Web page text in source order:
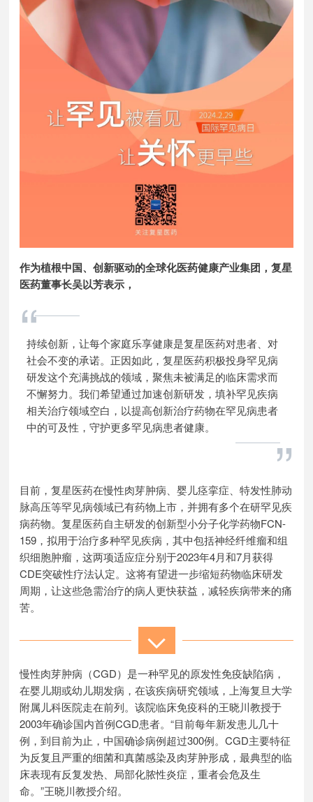
作为植根中国、创新驱动的全球化医药健康产业集团，复星
医药董事长吴以芳表示，
“
持续创新，让每个家庭乐享健康是复星医药对患者、对
社会不变的承诺。正因如此，复星医药积极投身罕见病
研发这个充满挑战的领域，聚焦未被满足的临床需求而
不懈努力。我们希望通过加速创新研发，填补罕见疾病
相关治疗领域空白，以提高创新治疗药物在罕见病患者
中的可及性，守护更多罕见病患者健康。
”
目前，复星医药在慢性肉芽肿病、婴儿痉挛症、特发性肺动
脉高压等罕见病领域已有药物上市，并拥有多个在研罕见疾
病药物。复星医药自主研发的创新型小分子化学药物FCN-
159，拟用于治疗多种罕见疾病，其中包括神经纤维瘤和组
织细胞肿瘤，这两项适应症分别于2023年4月和7月获得
CDE突破性疗法认定。这将有望进一步缩短药物临床研发
周期，让这些急需治疗的病人更快获益，减轻疾病带来的痛
苦。
慢性肉芽肿病（CGD）是一种罕见的原发性免疫缺陷病，
在婴儿期或幼儿期发病，在该疾病研究领域，上海复旦大学
附属儿科医院走在前列。该院临床免疫科的王晓川教授于
2003年确诊国内首例CGD患者。“目前每年新发患儿几十
例，到目前为止，中国确诊病例超过300例。CGD主要特征
为反复且严重的细菌和真菌感染及肉芽肿形成，最典型的临
床表现有反复发热、局部化脓性炎症，重者会危及生
命。”王晓川教授介绍。